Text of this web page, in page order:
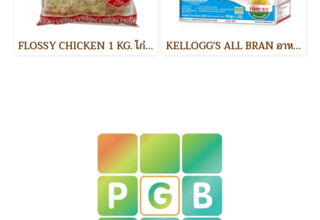
FLOSSY CHICKEN 1 KG. ไก่หยอง KELLOGG’S ALL BRAN อาหารเช้า